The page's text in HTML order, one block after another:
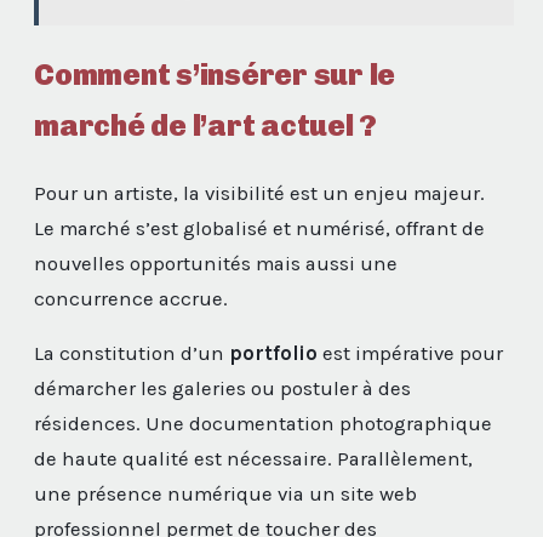
Comment s’insérer sur le
marché de l’art actuel ?
Pour un artiste, la visibilité est un enjeu majeur.
Le marché s’est globalisé et numérisé, offrant de
nouvelles opportunités mais aussi une
concurrence accrue.
La constitution d’un portfolio est impérative pour
démarcher les galeries ou postuler à des
résidences. Une documentation photographique
de haute qualité est nécessaire. Parallèlement,
une présence numérique via un site web
professionnel permet de toucher des